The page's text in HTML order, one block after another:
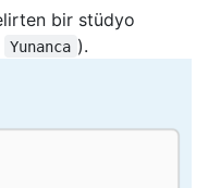
bir stüdyo
Yunanca ).